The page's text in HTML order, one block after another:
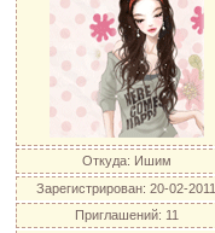
Откуда: Ишим
Зарегистрирован: 20-02-2011
Приглашений: 11